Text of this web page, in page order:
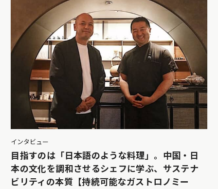
インタビュー
目指すのは「日本語のような料理」。中国・日
本の文化を調和させるシェフに学ぶ、サステナ
ビリティの本質【持続可能なガストロノミー